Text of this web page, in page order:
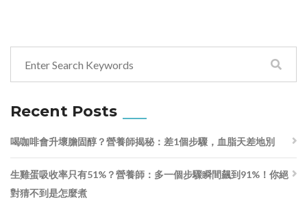
Recent Posts
喝咖啡會升壞膽固醇？營養師揭秘：差1個步驟，血脂天差地別
生雞蛋吸收率只有51%？營養師：多一個步驟瞬間飆到91%！你絕
對猜不到是怎麼煮